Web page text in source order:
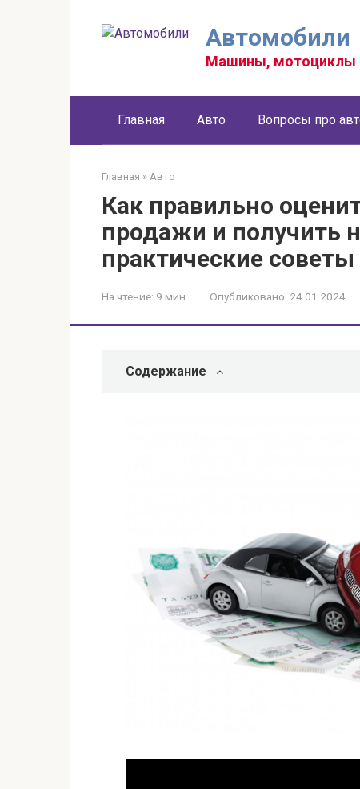
Автомобили
Машины, мотоциклы
Главная Авто Вопросы про
Главная » Авто
Как правильно
продажи и получить
практические
На чтение: 9 мин Опубликовано: 24.01.2024
Содержание